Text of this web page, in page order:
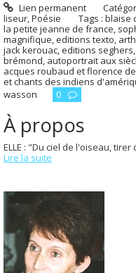
Lien permanent
liseur,Poésie Tags : blaise
la petite jeanne de france,
magnifique,editions texto,
jack kerouac,editions seghers,
brémond, autoportrait aux
acques roubaud et florence
et chants des indiens
wasson
0
À propos
ELLE : "Du ciel de l'oiseau,
Lire la suite